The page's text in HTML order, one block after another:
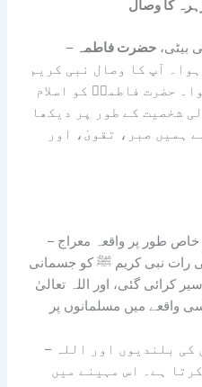
کا وصال
– بیٹی،حضرت فاطمہ
آپ کا وصال نبی کریم
حضرت فاطمہؓ کو اسلام
شخصیت کے طور پر دیکھا
ہمیں صبر، تقویٰ، اور
– خاص طور پر واقعہ معراج
رات نبی کریم ﷺ کو جسمانی
کرائی گئی، اور اللہ تعالیٰ
واقعے میں مسلمانوں پر
– معراج کا واقعہ ہمیں ایمان کی بلندیوں اور اللہ
ہے۔ اس مہینے میں